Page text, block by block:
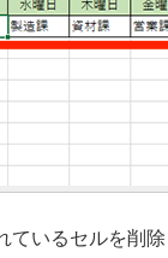
いるセルを削除